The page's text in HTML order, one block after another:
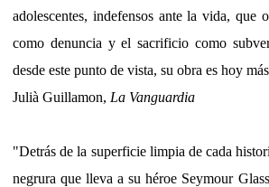
adolescentes, indefensos ante la vida, que
como denuncia y el sacrificio como
desde este punto de vista, su obra es hoy
Julià Guillamon, La Vanguardia
"Detrás de la superficie limpia de cada
negrura que lleva a su héroe Seymour